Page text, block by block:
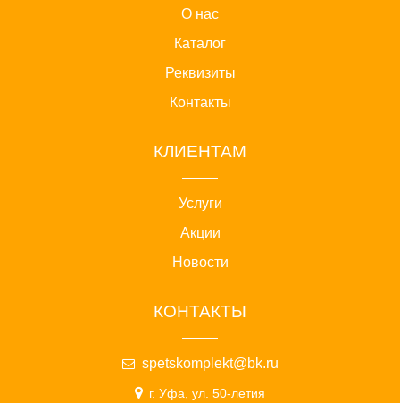
О нас
Каталог
Реквизиты
Контакты
КЛИЕНТАМ
Услуги
Акции
Новости
КОНТАКТЫ
spetskomplekt@bk.ru
г. Уфа, ул. 50-летия